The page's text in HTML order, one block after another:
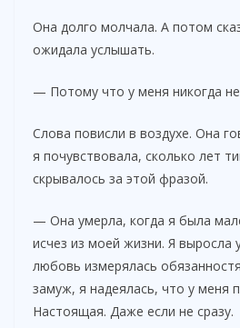
Она долго молчала. А потом
ожидала услышать.
— Потому что у меня никогда
Слова повисли в воздухе. Она
я почувствовала, сколько лет
скрывалось за этой фразой.
— Она умерла, когда я была
исчез из моей жизни. Я выросла
любовь измерялась
замуж, я надеялась, что у меня
Настоящая. Даже если не сразу.